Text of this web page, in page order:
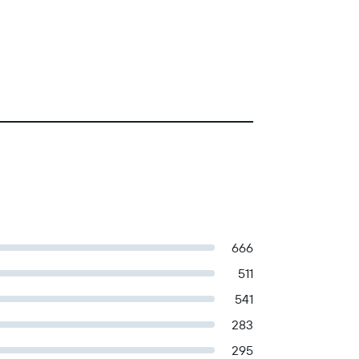
666
511
541
283
295